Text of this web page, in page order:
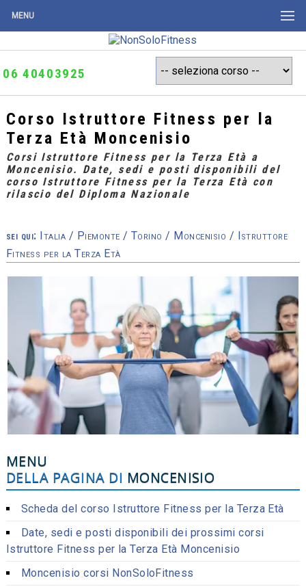
06 40403925
Corso Istruttore Fitness per la
Terza Età Moncenisio
Corsi Istruttore Fitness per la Terza Età a
Moncenisio. Date, sedi e posti disponibili del
corso Istruttore Fitness per la Terza Età con
rilascio del Diploma Nazionale
sei qui: Italia / Piemonte / Torino/ Moncenisio / Istruttore
Fitness per la Terza Età
MENU
DELLA PAGINA DI MONCENISIO
Scheda del corso Istruttore Fitness per la Terza Età
Date, sedi e posti disponibili dei prossimi corsi
Istruttore Fitness per la Terza Età Moncenisio
Moncenisio corsi NonSoloFitness
MENU